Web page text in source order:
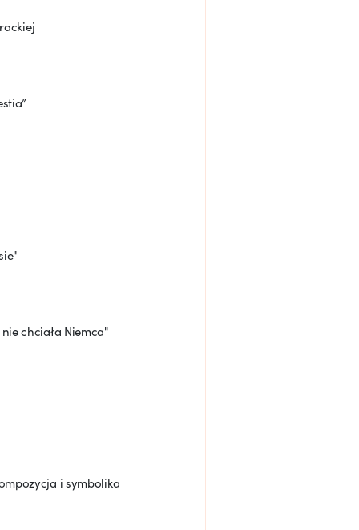
chciała Niemca"
i symbolika